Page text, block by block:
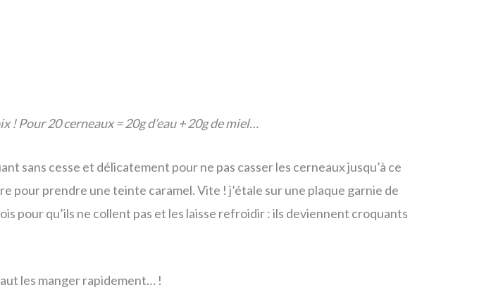
! Pour 20 cerneaux = 20g d’eau + 20g de miel…
sans cesse et délicatement pour ne pas casser les cerneaux jusqu’à ce
pour prendre une teinte caramel. Vite ! j’étale sur une plaque garnie de
pour qu’ils ne collent pas et les laisse refroidir : ils deviennent croquants
les manger rapidement… !